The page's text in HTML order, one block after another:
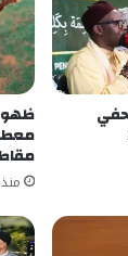
منذ 3 أيام